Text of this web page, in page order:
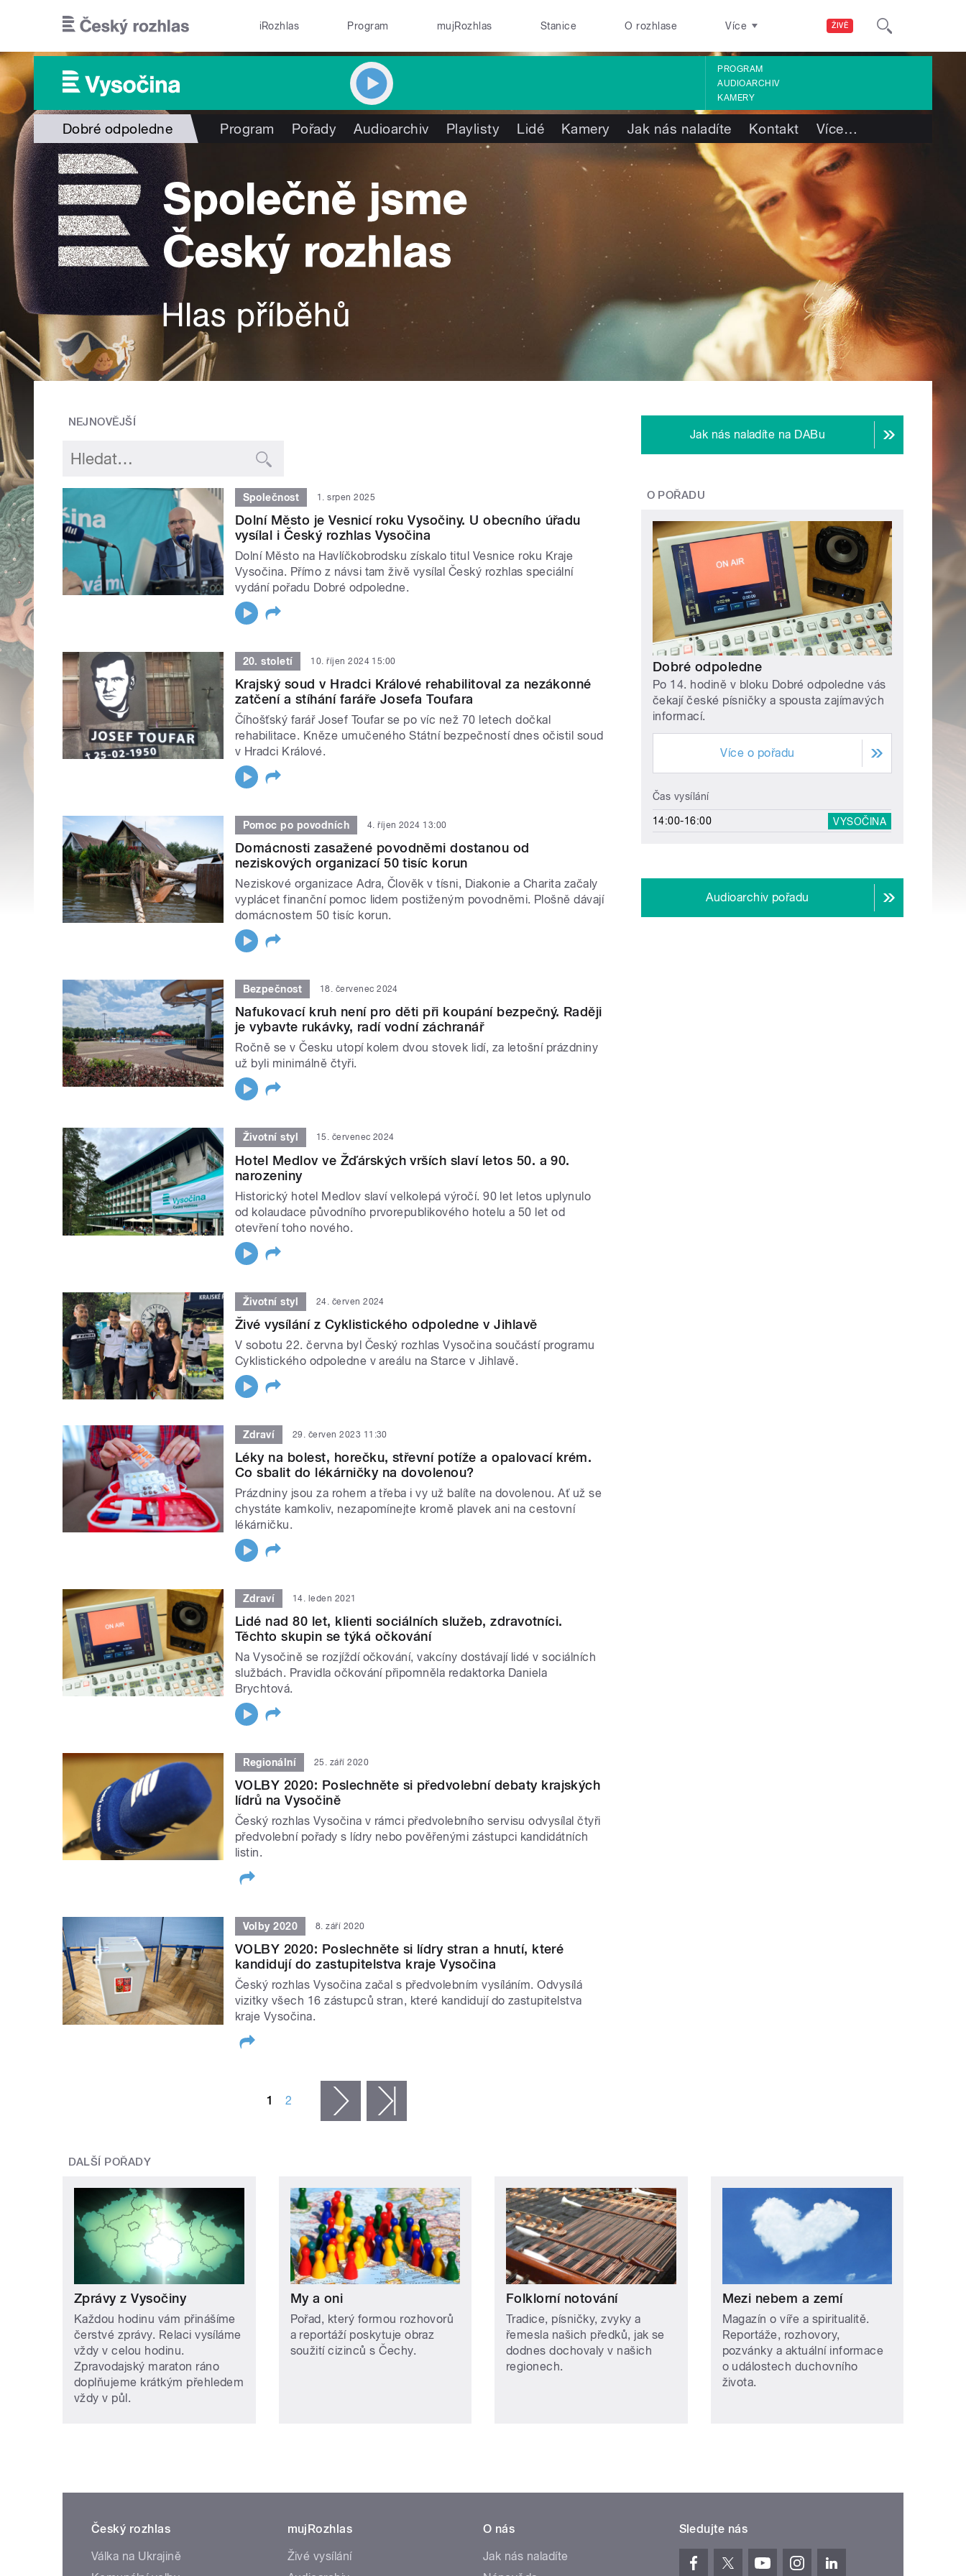
ŽIVĚ
iRozhlas Program mujRozhlas Stanice O rozhlase Více
PROGRAM
AUDIOARCHIV
KAMERY
Dobré odpoledne Program Pořady Audioarchiv Playlisty Lidé Kamery Jak nás naladíte Kontakt Více…
NEJNOVĚJŠÍ
Společnost 1. srpen 2025
Dolní Město je Vesnicí roku Vysočiny. U obecního úřadu
vysílal i Český rozhlas Vysočina
Dolní Město na Havlíčkobrodsku získalo titul Vesnice roku Kraje
Vysočina. Přímo z návsi tam živě vysílal Český rozhlas speciální
vydání pořadu Dobré odpoledne.
20. století 10. říjen 2024 15:00
Krajský soud v Hradci Králové rehabilitoval za nezákonné
zatčení a stíhání faráře Josefa Toufara
Číhošťský farář Josef Toufar se po víc než 70 letech dočkal
rehabilitace. Kněze umučeného Státní bezpečností dnes očistil soud
v Hradci Králové.
Pomoc po povodních 4. říjen 2024 13:00
Domácnosti zasažené povodněmi dostanou od
neziskových organizací 50 tisíc korun
Neziskové organizace Adra, Člověk v tísni, Diakonie a Charita začaly
vyplácet finanční pomoc lidem postiženým povodněmi. Plošně dávají
domácnostem 50 tisíc korun.
Bezpečnost 18. červenec 2024
Nafukovací kruh není pro děti při koupání bezpečný. Raději
je vybavte rukávky, radí vodní záchranář
Ročně se v Česku utopí kolem dvou stovek lidí, za letošní prázdniny
už byli minimálně čtyři.
Životní styl 15. červenec 2024
Hotel Medlov ve Žďárských vrších slaví letos 50. a 90.
narozeniny
Historický hotel Medlov slaví velkolepá výročí. 90 let letos uplynulo
od kolaudace původního prvorepublikového hotelu a 50 let od
otevření toho nového.
Životní styl 24. červen 2024
Živé vysílání z Cyklistického odpoledne v Jihlavě
V sobotu 22. června byl Český rozhlas Vysočina součástí programu
Cyklistického odpoledne v areálu na Starce v Jihlavě.
Zdraví 29. červen 2023 11:30
Léky na bolest, horečku, střevní potíže a opalovací krém.
Co sbalit do lékárničky na dovolenou?
Prázdniny jsou za rohem a třeba i vy už balíte na dovolenou. Ať už se
chystáte kamkoliv, nezapomínejte kromě plavek ani na cestovní
lékárničku.
Zdraví 14. leden 2021
Lidé nad 80 let, klienti sociálních služeb, zdravotníci.
Těchto skupin se týká očkování
Na Vysočině se rozjíždí očkování, vakcíny dostávají lidé v sociálních
službách. Pravidla očkování připomněla redaktorka Daniela
Brychtová.
Regionální 25. září 2020
VOLBY 2020: Poslechněte si předvolební debaty krajských
lídrů na Vysočině
Český rozhlas Vysočina v rámci předvolebního servisu odvysílal čtyři
předvolební pořady s lídry nebo pověřenými zástupci kandidátních
listin.
Volby 2020 8. září 2020
VOLBY 2020: Poslechněte si lídry stran a hnutí, které
kandidují do zastupitelstva kraje Vysočina
Český rozhlas Vysočina začal s předvolebním vysíláním. Odvysílá
vizitky všech 16 zástupců stran, které kandidují do zastupitelstva
kraje Vysočina.
1 2 následující ›
Jak nás naladíte na DABu
O POŘADU
Dobré odpoledne
Po 14. hodině v bloku Dobré odpoledne vás
čekají české písničky a spousta zajímavých
informací.
Více o pořadu
Čas vysílání
14:00-16:00 VYSOČINA
Audioarchiv pořadu
DALŠÍ POŘADY
Zprávy z Vysočiny
Každou hodinu vám přinášíme
čerstvé zprávy. Relaci vysíláme
vždy v celou hodinu.
Zpravodajský maraton ráno
doplňujeme krátkým přehledem
vždy v půl.
My a oni
Pořad, který formou rozhovorů
a reportáží poskytuje obraz
soužití cizinců s Čechy.
Folklorní notování
Tradice, písničky, zvyky a
řemesla našich předků, jak se
dodnes dochovaly v našich
regionech.
Mezi nebem a zemí
Magazín o víře a spiritualitě.
Reportáže, rozhovory,
pozvánky a aktuální informace
o událostech duchovního
života.
Český rozhlas
Válka na Ukrajině
mujRozhlas
Živé vysílání
O nás
Jak nás naladíte
Sledujte nás